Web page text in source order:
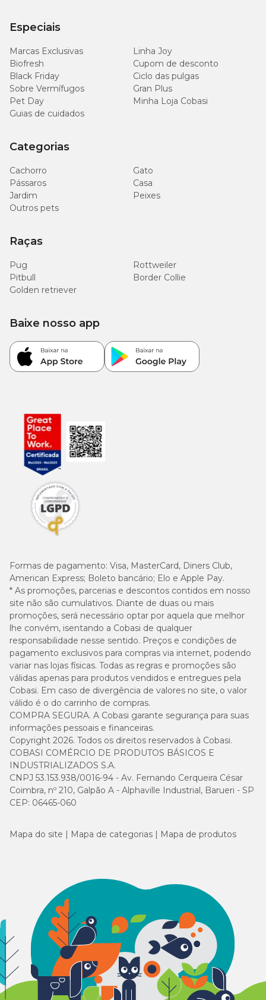
Especiais
Marcas Exclusivas
Linha Joy
Biofresh
Cupom de desconto
Black Friday
Ciclo das pulgas
Sobre Vermífugos
Gran Plus
Pet Day
Minha Loja Cobasi
Guias de cuidados
Categorias
Cachorro
Gato
Pássaros
Casa
Jardim
Peixes
Outros pets
Raças
Pug
Rottweiler
Pitbull
Border Collie
Golden retriever
Formas de pagamento: Visa, MasterCard, Diners Club,
American Express; Boleto bancário; Elo e Apple Pay.
* As promoções, parcerias e descontos contidos em nosso
site não são cumulativos. Diante de duas ou mais
promoções, será necessário optar por aquela que melhor
lhe convém, isentando a Cobasi de qualquer
responsabilidade nesse sentido. Preços e condições de
pagamento exclusivos para compras via internet, podendo
variar nas lojas físicas. Todas as regras e promoções são
válidas apenas para produtos vendidos e entregues pela
Cobasi. Em caso de divergência de valores no site, o valor
válido é o do carrinho de compras.
COMPRA SEGURA. A Cobasi garante segurança para suas
informações pessoais e financeiras.
Copyright 2026. Todos os direitos reservados à Cobasi.
COBASI COMÉRCIO DE PRODUTOS BÁSICOS E
INDUSTRIALIZADOS S.A.
CNPJ 53.153.938/0016-94 - Av. Fernando Cerqueira César
Coimbra, nº 210, Galpão A - Alphaville Industrial, Barueri - SP
CEP: 06465-060
Baixe nosso app
Mapa do site Mapa de categorias Mapa de produtos